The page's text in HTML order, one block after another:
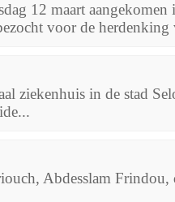
12 maart
voor de herdenking
ziekenhuis in de stad
Abdesslam